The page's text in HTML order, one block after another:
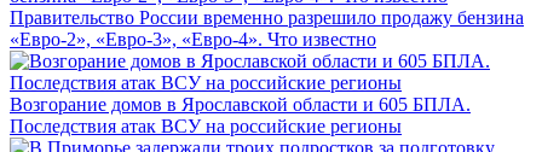
Правительство России временно разрешило продажу бензина
«Евро-2», «Евро-3», «Евро-4». Что известно
Возгорание домов в Ярославской области и 605 БПЛА.
Последствия атак ВСУ на российские регионы